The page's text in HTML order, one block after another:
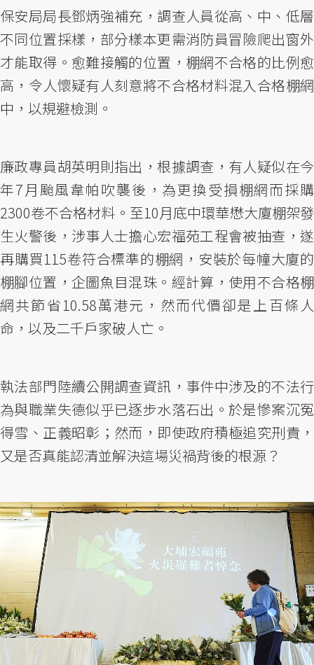
保安局局長鄧炳強補充，調查人員從高、中、低層
不同位置採樣，部分樣本更需消防員冒險爬出窗外
才能取得。愈難接觸的位置，棚網不合格的比例愈
高，令人懷疑有人刻意將不合格材料混入合格棚網
中，以規避檢測。
廉政專員胡英明則指出，根據調查，有人疑似在今
年7月颱風韋帕吹襲後，為更換受損棚網而採購
2300卷不合格材料。至10月底中環華懋大廈棚架發
生火警後，涉事人士擔心宏福苑工程會被抽查，遂
再購買115卷符合標準的棚網，安裝於每幢大廈的
棚腳位置，企圖魚目混珠。經計算，使用不合格棚
網共節省10.58萬港元，然而代價卻是上百條人
命，以及二千戶家破人亡。
執法部門陸續公開調查資訊，事件中涉及的不法行
為與職業失德似乎已逐步水落石出。於是慘案沉冤
得雪、正義昭彰；然而，即使政府積極追究刑責，
又是否真能認清並解決這場災禍背後的根源？